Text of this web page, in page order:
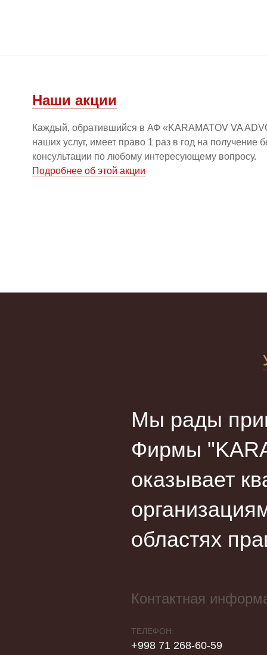
Наши акции
Каждый, обратившийся в АФ «KARAMATOV VA
наших услуг, имеет право 1 раз в год на получение
консультации по любому интересующему вопросу.
Подробнее об этой акции
Мы рады
Фирмы
оказывает
областях
Контактная
ТЕЛЕФОН:
+998 71 268-60-59